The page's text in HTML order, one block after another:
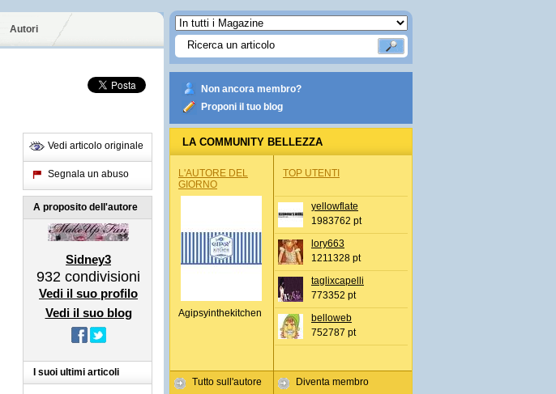
Autori
Vedi articolo originale
Segnala un abuso
A proposito dell'autore
Sidney3
932 condivisioni
Vedi il suo profilo
Vedi il suo blog
I suoi ultimi articoli
Non ancora membro?
Proponi il tuo blog
LA COMMUNITY BELLEZZA
L'AUTORE DEL
GIORNO
Agipsyinthekitchen
Tutto sull'autore
TOP UTENTI
yellowflate
1983762 pt
lory663
1211328 pt
taglixcapelli
773352 pt
belloweb
752787 pt
Diventa membro